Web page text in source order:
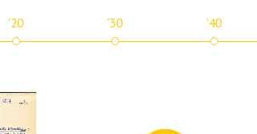
'20 '30 '40